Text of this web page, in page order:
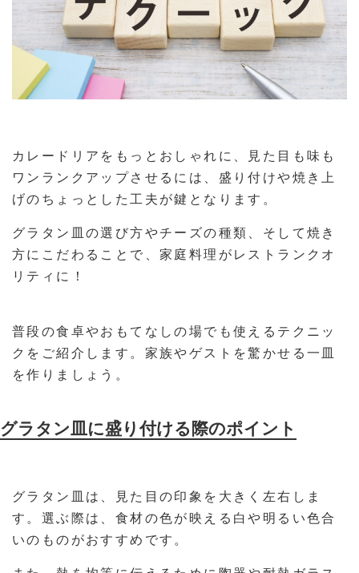
カレードリアをもっとおしゃれに、見た目も味も
ワンランクアップさせるには、盛り付けや焼き上
げのちょっとした工夫が鍵となります。
グラタン皿の選び方やチーズの種類、そして焼き
方にこだわることで、家庭料理がレストランクオ
リティに！
普段の食卓やおもてなしの場でも使えるテクニッ
クをご紹介します。家族やゲストを驚かせる一皿
を作りましょう。
グラタン皿に盛り付ける際のポイント
グラタン皿は、見た目の印象を大きく左右しま
す。選ぶ際は、食材の色が映える白や明るい色合
いのものがおすすめです。